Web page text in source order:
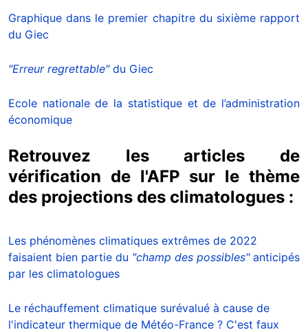
Graphique dans le premier chapitre du sixième rapport
du Giec
"Erreur regrettable"du Giec
Ecole nationale de la statistique et de l’administration
économique
Retrouvez les articles de
vérification de l'AFP sur le thème
des projections des climatologues :
Les phénomènes climatiques extrêmes de 2022
faisaient bien partie du "champ des possibles"anticipés
par les climatologues
Le réchauffement climatique surévalué à cause de
l'indicateur thermique de Météo-France ? C'est faux